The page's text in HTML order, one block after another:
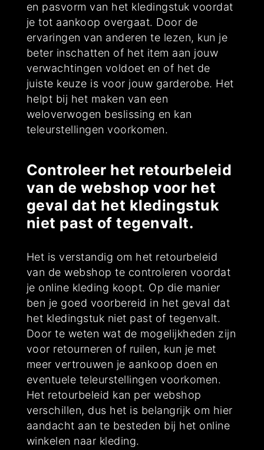
en pasvorm van het kledingstuk voordat
je tot aankoop overgaat. Door de
ervaringen van anderen te lezen, kun je
beter inschatten of het item aan jouw
verwachtingen voldoet en of het de
juiste keuze is voor jouw garderobe. Het
helpt bij het maken van een
weloverwogen beslissing en kan
teleurstellingen voorkomen.
Controleer het retourbeleid
van de webshop voor het
geval dat het kledingstuk
niet past of tegenvalt.
Het is verstandig om het retourbeleid
van de webshop te controleren voordat
je online kleding koopt. Op die manier
ben je goed voorbereid in het geval dat
het kledingstuk niet past of tegenvalt.
Door te weten wat de mogelijkheden zijn
voor retourneren of ruilen, kun je met
meer vertrouwen je aankoop doen en
eventuele teleurstellingen voorkomen.
Het retourbeleid kan per webshop
verschillen, dus het is belangrijk om hier
aandacht aan te besteden bij het online
winkelen naar kleding.